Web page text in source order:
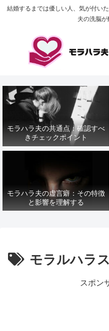
結婚するまでは優しい人、気が付い
夫の洗脳が
モラハラ夫の共通点：確認すべ
きチェックポイント
モラハラ夫の虚言癖：その特徴
と影響を理解する
モラルハラ
スポン